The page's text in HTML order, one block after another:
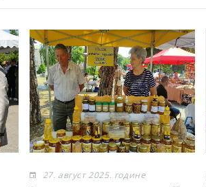
27. август 2025. године